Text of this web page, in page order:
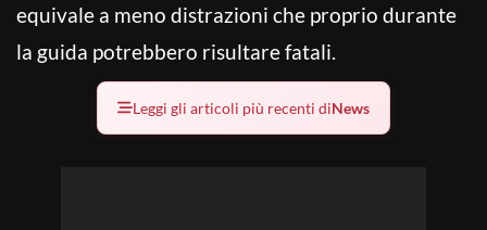
equivale a meno distrazioni che proprio durante
la guida potrebbero risultare fatali.
Leggi gli articoli più recenti diNews